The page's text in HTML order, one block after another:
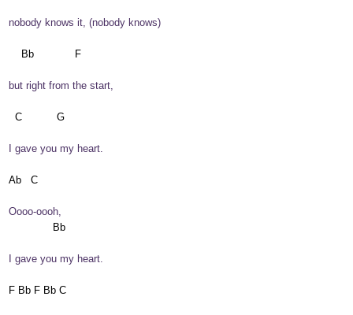
nobody knows it, (nobody knows)
but right from the start,
I gave you my heart.
Oooo-oooh,
I gave you my heart.